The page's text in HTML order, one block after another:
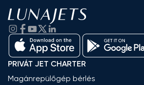
PRIVÁT JET CHARTER
Magánrepülőgép bérlés